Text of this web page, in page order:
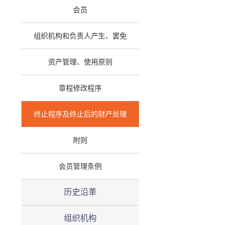
会员
组织机构和负责人产生、罢免
资产管理、使用原则
章程修改程序
终止程序及终止后的财产处理
附则
会员管理条例
历史沿革
组织机构